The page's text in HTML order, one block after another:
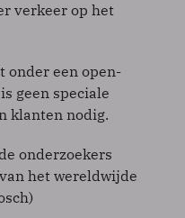
verkeer op het
onder een open-
geen speciale
klanten nodig.
onderzoekers
het wereldwijde